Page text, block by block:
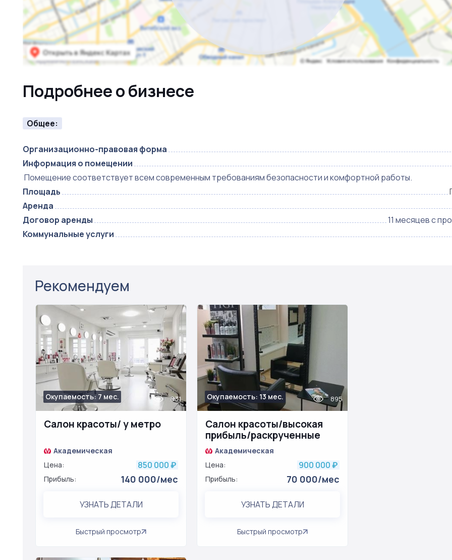
Аренда всего зала
Проведение индивидуальных/Групповых обучений
Гарантируется полное сопровождение и консультации на период перехода дел. Отличное предложение по
цене.
Подробнее о бизнесе
Общее:
Организационно-правовая форма
Информация о помещении
Помещение соответствует всем современным требованиям безопасности и комфортной работы.
Площадь
Аренда
Договор аренды
11 месяцев с
Коммунальные услуги
Рекомендуем
Салон красоты/ у метро
Окупаемость: 7 мес. 831
Академическая
Цена:
850 000 ₽
Прибыль: 140 000/мес
УЗНАТЬ ДЕТАЛИ
Быстрый просмотр
Салон красоты/высокая
прибыль/раскрученные
соц сети
Окупаемость: 13 мес. 895
Академическая
Цена:
900 000 ₽
Прибыль: 70 000/мес
УЗНАТЬ ДЕТАЛИ
Быстрый просмотр